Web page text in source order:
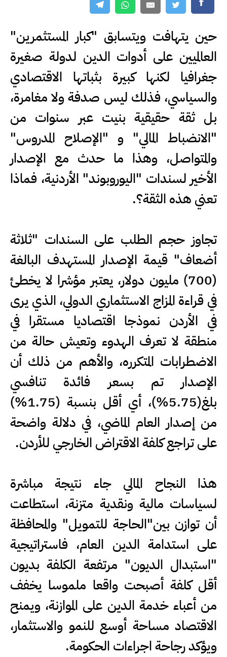
حين يتهافت ويتسابق "كبار المستثمرين"
العالميين على أدوات الدين لدولة صغيرة
جغرافيا لكنها كبيرة بثباتها الاقتصادي
والسياسي، فذلك ليس صدفة ولا مغامرة،
بل ثقة حقيقية بنيت عبر سنوات من
"الانضباط المالي" و "الإصلاح المدروس"
والمتواصل، وهذا ما حدث مع الإصدار
الأخير لسندات "اليوروبوند" الأردنية، فماذا
تعني هذه الثقة؟.
تجاوز حجم الطلب على السندات "ثلاثة
أضعاف" قيمة الإصدار المستهدف البالغة
(700) مليون دولار، يعتبر مؤشرا لا يخطئ
في قراءة المزاج الاستثماري الدولي، الذي يرى
في الأردن نموذجا اقتصاديا مستقرا في
منطقة لا تعرف الهدوء وتعيش حالة من
الاضطرابات المتكرره، والأهم من ذلك أن
الإصدار تم بسعر فائدة تنافسي
بلغ(5.75%)، أي أقل بنسبة (1.75%)
من إصدار العام الماضي، في دلالة واضحة
على تراجع كلفة الاقتراض الخارجي للأردن.
هذا النجاح المالي جاء نتيجة مباشرة
لسياسات مالية ونقدية متزنة، استطاعت
أن توازن بين"الحاجة للتمويل" والمحافظة
على استدامة الدين العام، فاستراتيجية
"استبدال الديون" مرتفعة الكلفة بديون
أقل كلفة أصبحت واقعا ملموسا يخفف
من أعباء خدمة الدين على الموازنة، ويمنح
الاقتصاد مساحة أوسع للنمو والاستثمار،
ويؤكد رجاحة اجراءات الحكومة.